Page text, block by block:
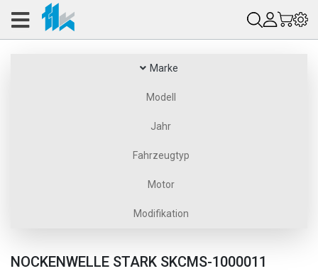
Marke
Modell
Jahr
Fahrzeugtyp
Motor
Modifikation
NOCKENWELLE STARK SKCMS-1000011